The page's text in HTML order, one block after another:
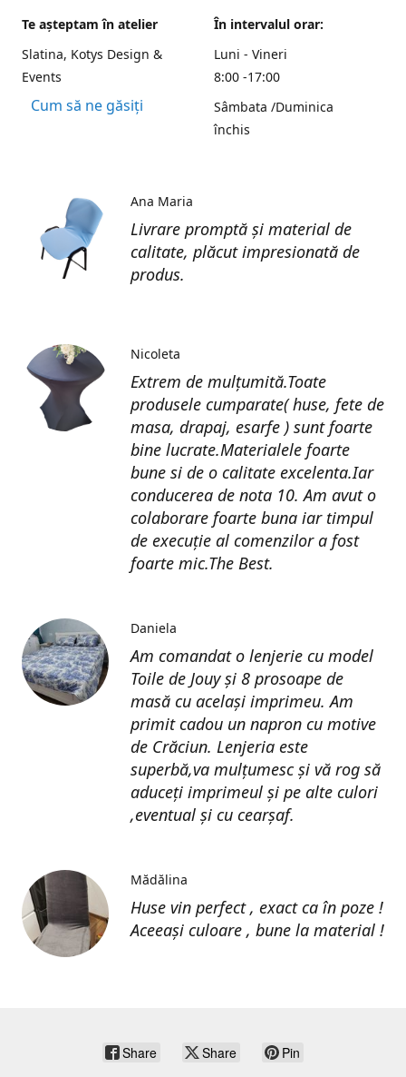
Te aşteptam în atelier
Slatina, Kotys Design &
Events
Cum să ne găsiți
În intervalul orar:
Luni - Vineri
8:00 -17:00
Sâmbata /Duminica
închis
Livrare promptă și material de
calitate, plăcut impresionată de
produs.
Ana Maria
Extrem de mulțumită.Toate
produsele cumparate( huse, fete de
masa, drapaj, esarfe ) sunt foarte
bine lucrate.Materialele foarte
bune si de o calitate excelenta.Iar
conducerea de nota 10. Am avut o
colaborare foarte buna iar timpul
de execuție al comenzilor a fost
foarte mic.The Best.
Nicoleta
Am comandat o lenjerie cu model
Toile de Jouy și 8 prosoape de
masă cu același imprimeu. Am
primit cadou un napron cu motive
de Crăciun. Lenjeria este
superbă,va mulțumesc și vă rog să
aduceți imprimeul și pe alte culori
,eventual și cu cearșaf.
Daniela
Huse vin perfect , exact ca în poze !
Aceeași culoare , bune la material !
Mădălina
Share Share Pin